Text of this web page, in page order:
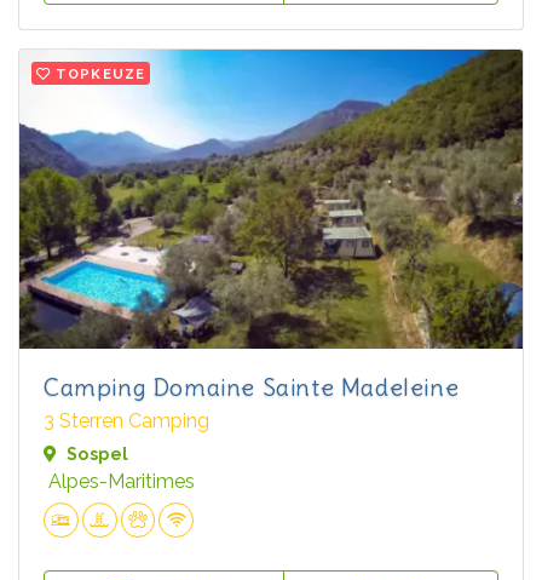
TOPKEUZE
Camping Domaine Sainte Madeleine
3 Sterren Camping
Sospel
Alpes-Maritimes